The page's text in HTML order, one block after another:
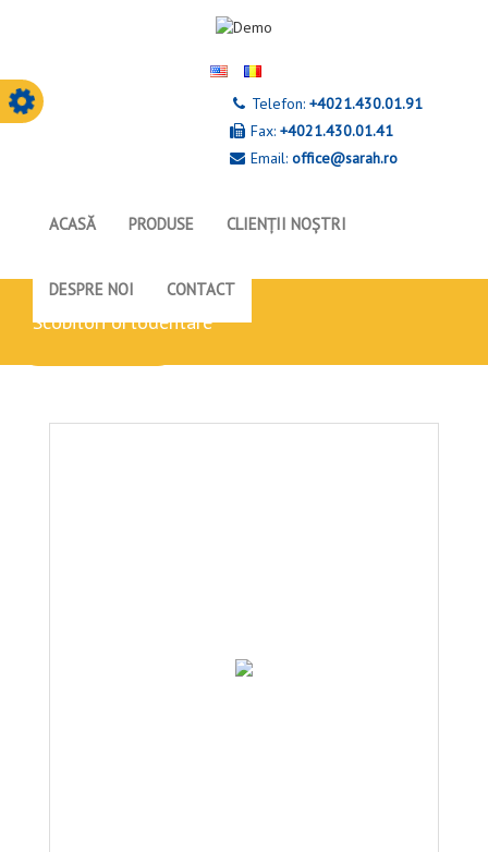
Telefon: +4021.430.01.91
Fax: +4021.430.01.41
Email: office@sarah.ro
ACASĂ PRODUSE CLIENȚII NOȘTRI
DESPRE NOI CONTACT
scobitori ortodentare